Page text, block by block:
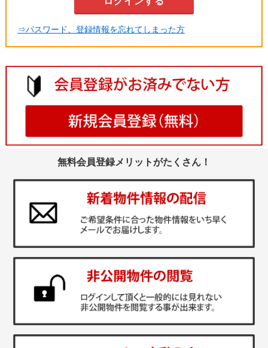
⇒パスワード、登録情報を忘れてしまった方
無料会員登録メリットがたくさん！